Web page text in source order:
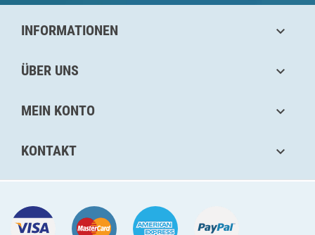
INFORMATIONEN 
ÜBER UNS 
MEIN KONTO 
KONTAKT 